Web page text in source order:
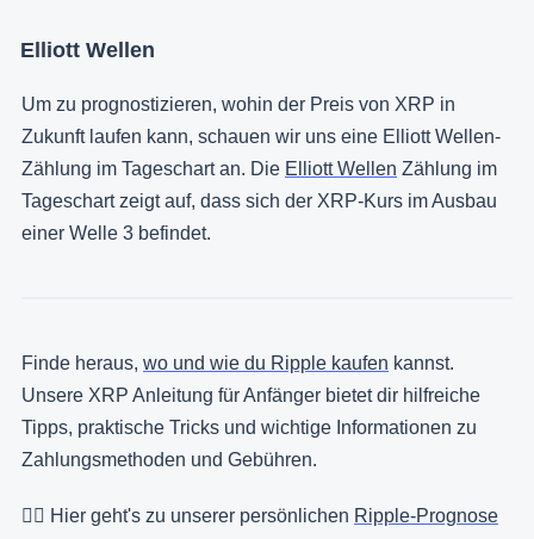
Elliott Wellen
Um zu prognostizieren, wohin der Preis von XRP in
Zukunft laufen kann, schauen wir uns eine Elliott Wellen-
Zählung im Tageschart an. Die Elliott Wellen Zählung im
Tageschart zeigt auf, dass sich der XRP-Kurs im Ausbau
einer Welle 3 befindet.
Finde heraus, wo und wie du Ripple kaufen kannst.
Unsere XRP Anleitung für Anfänger bietet dir hilfreiche
Tipps, praktische Tricks und wichtige Informationen zu
Zahlungsmethoden und Gebühren.
👉🏻 Hier geht's zu unserer persönlichen Ripple-Prognose